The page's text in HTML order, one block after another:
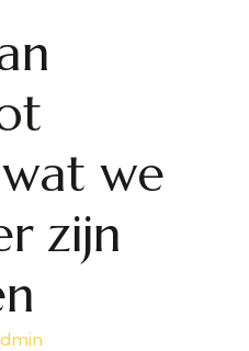
we
zijn